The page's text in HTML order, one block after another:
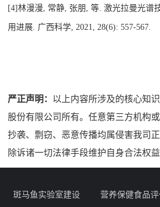
[4]林漫漫, 常静, 张朋, 等. 激光拉曼光谱
用进展. 广西科学, 2021, 28(6): 557-567.
严正声明： 以上内容所涉及的核心知
股份有限公司所有。任意第三方机构
抄袭、剽窃、恶意传播均属侵害我司
除诉诸一切法律手段维护自身合法权益
斑马鱼实验室建设 营养保健食品